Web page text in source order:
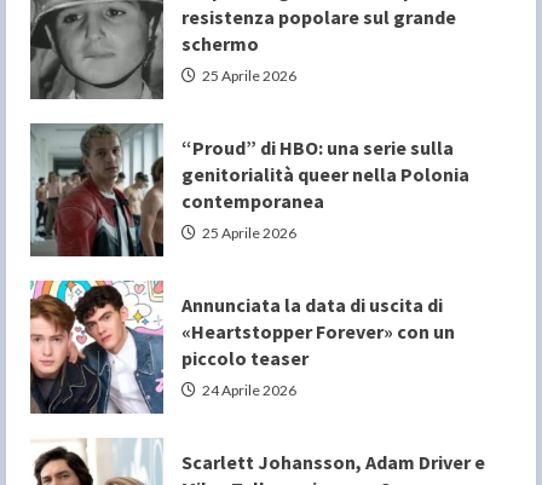
resistenza popolare sul grande
schermo
25 Aprile 2026
“Proud” di HBO: una serie sulla
genitorialità queer nella Polonia
contemporanea
25 Aprile 2026
Annunciata la data di uscita di
«Heartstopper Forever» con un
piccolo teaser
24 Aprile 2026
Scarlett Johansson, Adam Driver e